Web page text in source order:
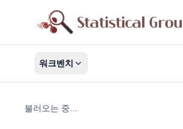
워크벤치
불러오는 중...